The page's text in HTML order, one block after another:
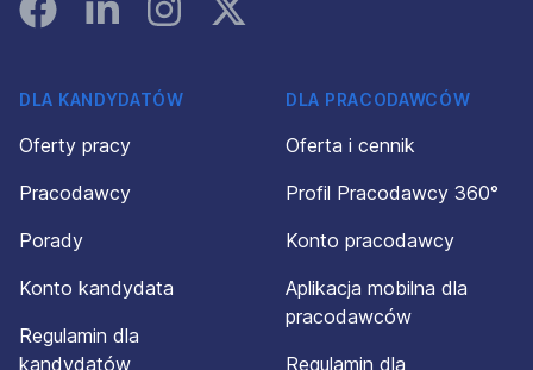
DLA KANDYDATÓW
Oferty pracy
Pracodawcy
Porady
Konto kandydata
Regulamin dla
kandydatów
DLA PRACODAWCÓW
Oferta i cennik
Profil Pracodawcy 360°
Konto pracodawcy
Aplikacja mobilna dla
pracodawców
Regulamin dla